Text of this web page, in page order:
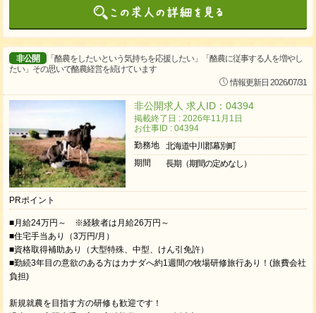
非公開
「酪農をしたいという気持ちを応援したい」「酪農に従事する人を増やし
たい」その思いで酪農経営を続けています
情報更新日 2026/07/31
非公開求人 求人ID：04394
掲載終了日 : 2026年11月1日
お仕事ID : 04394
勤務地
北海道中川郡幕別町
期間
長期（期間の定めなし）
PRポイント
■月給24万円～ ※経験者は月給26万円～
■住宅手当あり（3万円/月）
■資格取得補助あり（大型特殊、中型、けん引免許）
■勤続3年目の意欲のある方はカナダへ約1週間の牧場研修旅行あり！(旅費会社
負担)
新規就農を目指す方の研修も歓迎です！